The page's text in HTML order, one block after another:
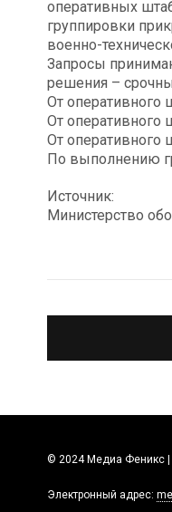
оперативных
группировки
военно-
Запросы
решения –
От оперативного
От оперативного
От оперативного
По выполнению
Источник:
Министерство
© 2024 Медиа Феникс |
Электронный адрес: